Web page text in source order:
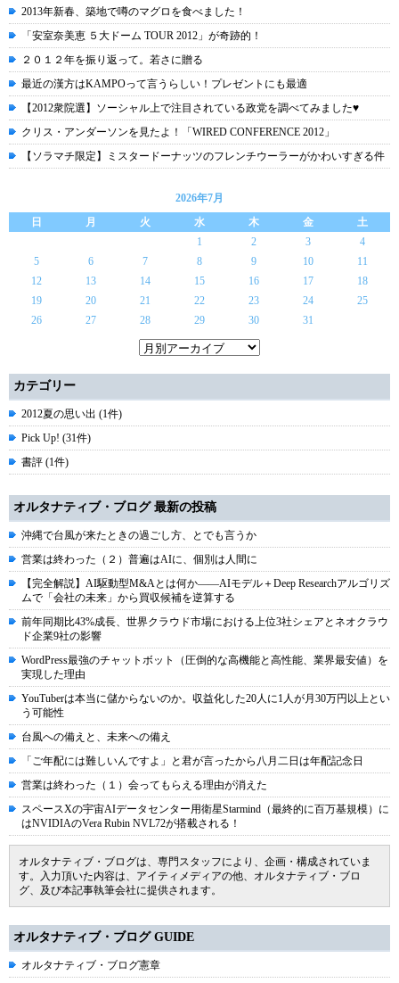
2013年新春、築地で噂のマグロを食べました！
「安室奈美恵 ５大ドーム TOUR 2012」が奇跡的！
２０１２年を振り返って。若さに贈る
最近の漢方はKAMPOって言うらしい！プレゼントにも最適
【2012衆院選】ソーシャル上で注目されている政党を調べてみました♥
クリス・アンダーソンを見たよ！「WIRED CONFERENCE 2012」
【ソラマチ限定】ミスタードーナッツのフレンチウーラーがかわいすぎる件
2026年7月
日
月 火 水 木 金
土
1
2 3
4
5
6 7 8 9 10
11
12
13 14 15 16 17
18
19
20 21 22 23 24
25
26
27 28 29 30 31
カテゴリー
2012夏の思い出 (1件)
Pick Up! (31件)
書評 (1件)
オルタナティブ・ブログ 最新の投稿
沖縄で台風が来たときの過ごし方、とでも言うか
営業は終わった（２）普遍はAIに、個別は人間に
【完全解説】AI駆動型M&Aとは何か――AIモデル＋Deep Researchアルゴリズ
ムで「会社の未来」から買収候補を逆算する
前年同期比43%成長、世界クラウド市場における上位3社シェアとネオクラウ
ド企業9社の影響
WordPress最強のチャットボット（圧倒的な高機能と高性能、業界最安値）を
実現した理由
YouTuberは本当に儲からないのか。収益化した20人に1人が月30万円以上とい
う可能性
台風への備えと、未来への備え
「ご年配には難しいんですよ」と君が言ったから八月二日は年配記念日
営業は終わった（１）会ってもらえる理由が消えた
スペースXの宇宙AIデータセンター用衛星Starmind（最終的に百万基規模）に
はNVIDIAのVera Rubin NVL72が搭載される！
オルタナティブ・ブログは、専門スタッフにより、企画・構成されていま
す。入力頂いた内容は、アイティメディアの他、オルタナティブ・ブロ
グ、及び本記事執筆会社に提供されます。
オルタナティブ・ブログ GUIDE
オルタナティブ・ブログ憲章